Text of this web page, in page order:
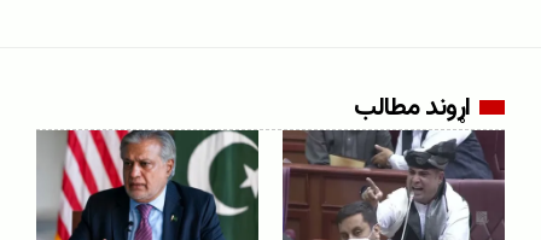
اړوند مطالب